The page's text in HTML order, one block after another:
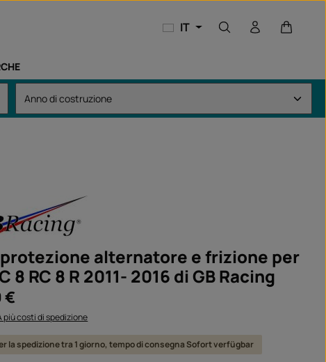
IT Il
alternatore e frizione per
8 RC 8 R 2011- 2016 di GB Racing
€
più costi di spedizione
la spedizione tra 1 giorno, tempo di consegna Sofort verfügbar